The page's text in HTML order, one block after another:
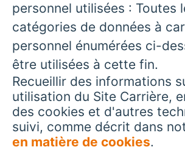
personnel utilisées : Toutes
catégories de données à
personnel énumérées ci-
être utilisées à cette fin.
Recueillir des informations
utilisation du Site Carrière,
des cookies et d'autres
suivi, comme décrit dans
en matière de cookies.